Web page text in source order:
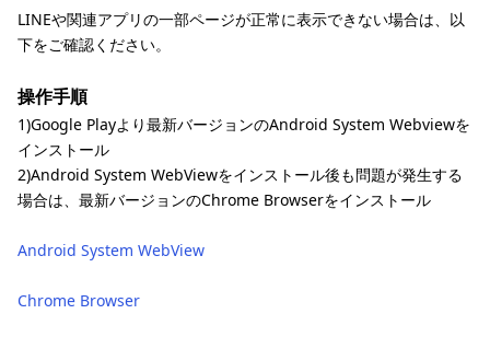
LINEや関連アプリの一部ページが正常に表示できない場合は、以
下をご確認ください。
操作手順
1)Google Playより最新バージョンのAndroid System Webviewを
インストール
2)Android System WebViewをインストール後も問題が発生する
場合は、最新バージョンのChrome Browserをインストール
Android System WebView
Chrome Browser